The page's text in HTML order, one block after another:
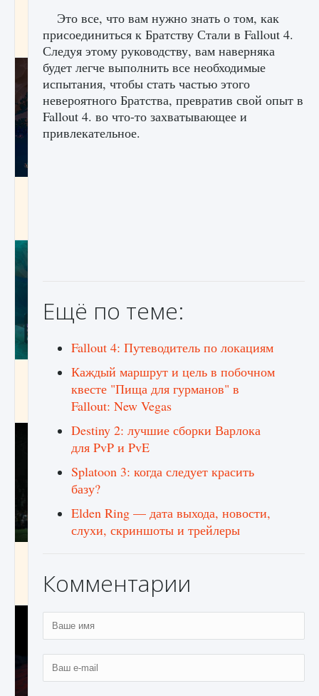
игре Creatures of Ava
9 августа 2024 1 218 0 0
Как приручить существ из степей Тамура в
игре Creatures of Ava
9 августа 2024 1 164
9 августа 2024 1 370
Это все, что вам нужно знать о том, как
присоединиться к Братству Стали в Fallout 4.
Следуя этому руководству, вам наверняка
будет легче выполнить все необходимые
испытания, чтобы стать частью этого
невероятного Братства, превратив свой опыт в
Fallout 4. во что-то захватывающее и
привлекательное.
Ещё по теме:
Fallout 4: Путеводитель по локациям
Каждый маршрут и цель в побочном
квесте "Пища для гурманов" в
Fallout: New Vegas
Destiny 2: лучшие сборки Варлока
для PvP и PvE
Splatoon 3: когда следует красить
базу?
Elden Ring — дата выхода, новости,
слухи, скриншоты и трейлеры
Комментарии